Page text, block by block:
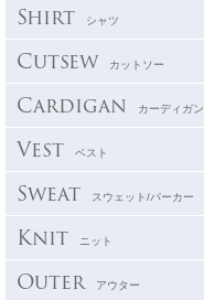
Shirt シャツ
Cutsew カットソー
Cardigan カーディガン
Vest ベスト
Sweat スウェット/パーカー
Knit ニット
Outer アウター